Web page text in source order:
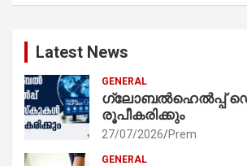
Latest News
GENERAL
ഗ്ലോബൽഹെൽപ്പ്
രൂപീകരിക്കും
27/07/2026 Prem
GENERAL